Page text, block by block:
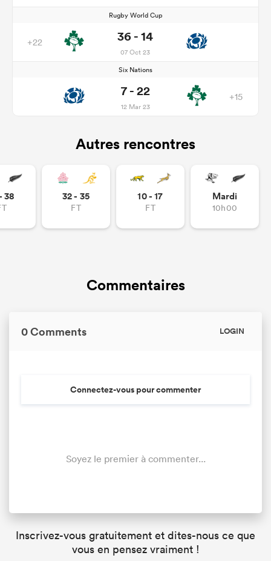
Rugby World Cup
+22 36 - 14
07 Oct 23
Six Nations
7 - 22
12 Mar 23
+15
Autres rencontres
38 32 - 35
FT
10 - 17
FT
Mardi
10h00
Commentaires
0 Comments LOGIN
Connectez-vous pour commenter
Soyez le premier à commenter...
Inscrivez-vous gratuitement et dites-nous ce que
vous en pensez vraiment !